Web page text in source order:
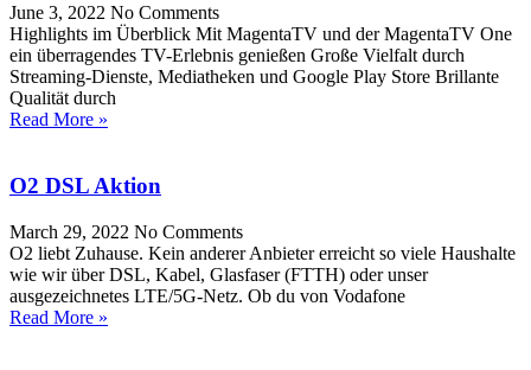
June 3, 2022 No Comments
Highlights im Überblick Mit MagentaTV und der MagentaTV One
ein überragendes TV-Erlebnis genießen Große Vielfalt durch
Streaming-Dienste, Mediatheken und Google Play Store Brillante
Qualität durch
Read More »
O2 DSL Aktion
March 29, 2022 No Comments
O2 liebt Zuhause. Kein anderer Anbieter erreicht so viele Haushalte
wie wir über DSL, Kabel, Glasfaser (FTTH) oder unser
ausgezeichnetes LTE/5G-Netz. Ob du von Vodafone
Read More »